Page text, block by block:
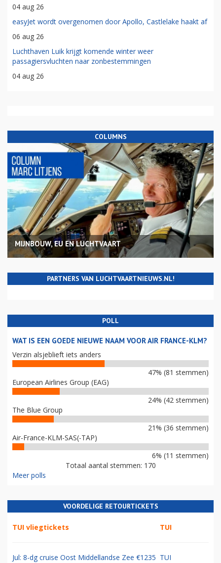
04 aug 26
easyJet wordt overgenomen door Apollo, Castlelake haakt af
06 aug 26
Luchthaven Luik krijgt komende winter weer
passagiersvluchten naar zonbestemmingen
04 aug 26
COLUMNS
MIJNBOUW, EU EN LUCHTVAART
PARTNERS VAN LUCHTVAARTNIEUWS.NL!
POLL
WAT IS EEN GOEDE NIEUWE NAAM VOOR AIR FRANCE-KLM?
Verzin alsjeblieft iets anders
47% (81 stemmen)
European Airlines Group (EAG)
24% (42 stemmen)
The Blue Group
21% (36 stemmen)
Air-France-KLM-SAS(-TAP)
6% (11 stemmen)
Totaal aantal stemmen: 170
Meer polls
VOORDELIGE RETOURTICKETS
TUI vliegtickets TUI
Jul: 8-dg cruise Oost Middellandse Zee €1235 TUI